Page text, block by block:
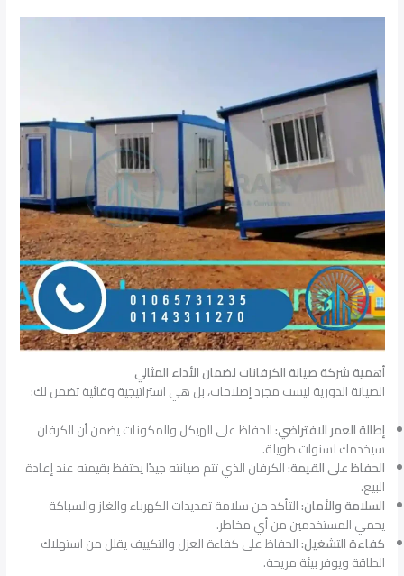
أهمية شركة صيانة الكرفانات لضمان الأداء المثالي
الصيانة الدورية ليست مجرد إصلاحات، بل هي استراتيجية وقائية تضمن لك:
إطالة العمر الافتراضي:الحفاظ على الهيكل والمكونات يضمن أن الكرفان
سيخدمك لسنوات طويلة.
الحفاظ على القيمة:الكرفان الذي تتم صيانته جيدًا يحتفظ بقيمته عند إعادة
البيع.
السلامة والأمان:التأكد من سلامة تمديدات الكهرباء والغاز والسباكة
يحمي المستخدمين من أي مخاطر.
كفاءة التشغيل:الحفاظ على كفاءة العزل والتكييف يقلل من استهلاك
الطاقة ويوفر بيئة مريحة.